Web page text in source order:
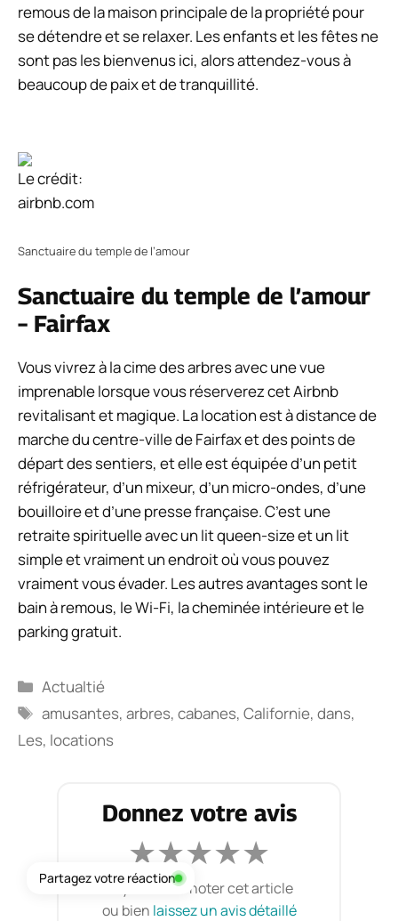
remous de la maison principale de la propriété pour
se détendre et se relaxer. Les enfants et les fêtes ne
sont pas les bienvenus ici, alors attendez-vous à
beaucoup de paix et de tranquillité.
Le crédit:
airbnb.com
Sanctuaire du temple de l’amour
Sanctuaire du temple de l’amour
– Fairfax
Vous vivrez à la cime des arbres avec une vue
imprenable lorsque vous réserverez cet Airbnb
revitalisant et magique. La location est à distance de
marche du centre-ville de Fairfax et des points de
départ des sentiers, et elle est équipée d’un petit
réfrigérateur, d’un mixeur, d’un micro-ondes, d’une
bouilloire et d’une presse française. C’est une
retraite spirituelle avec un lit queen-size et un lit
simple et vraiment un endroit où vous pouvez
vraiment vous évader. Les autres avantages sont le
bain à remous, le Wi-Fi, la cheminée intérieure et le
parking gratuit.
Catégories
Actualtié
Étiquettes
amusantes,arbres,cabanes,Californie,dans,
Les, locations
Donnez votre avis
★★★★★
Soyez le 1erà noter cet article
ou bien laissez un avis détaillé
Partagez votre réaction